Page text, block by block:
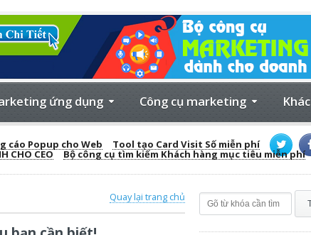
ứng dụng Công cụ marketing Khác
cáo Popup cho Web Tool tạo Card Visit Số miễn phí
CHO CEO Bộ công cụ tìm kiếm Khách hàng mục tiêu miễn phí
Quay lại trang chủ